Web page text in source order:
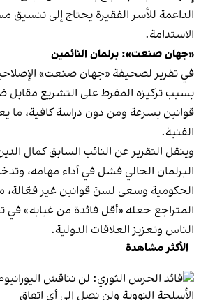
الداعمة للأسر الفقيرة يحتاج إلى
الاستدامة.
«جهان صنعت»: برلمان النائمين
في تقرير لصحيفة «جهان صنعت»
بسبب تركيزه المفرط على التشريع مقابل
قوانين بسرعة ومن دون دراسة كافية،
الفنية.
وينقل التقرير عن النائب السابق كمال
البرلمان الحالي فشل في أداء مهامه،
الحكومية وسعى لسنّ قوانين غير فعّالة،
المتراجع جعله «أقل فائدة من غيابه»
الناس وتعزيز العلاقات الدولية.
الأكثر مشاهدة